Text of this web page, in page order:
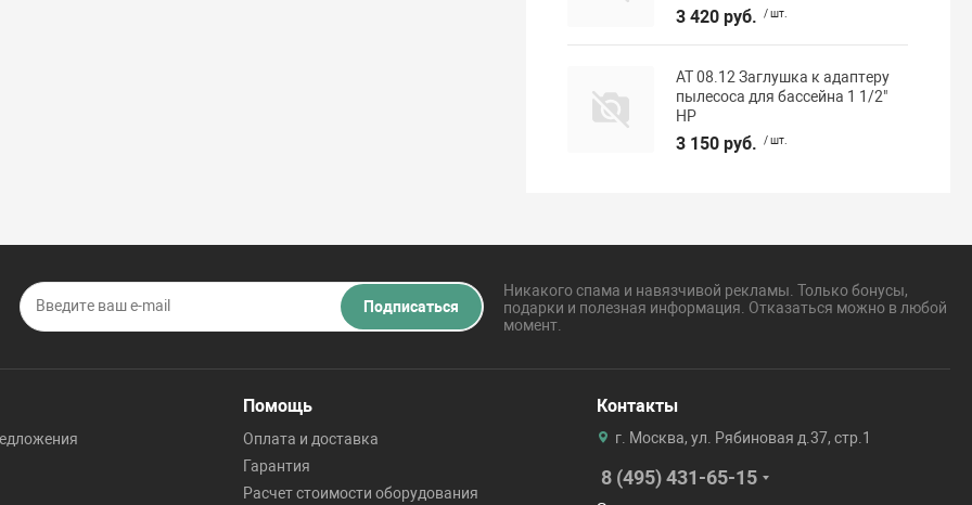
3 420 руб. / шт.
АТ 08.12 Заглушка к адаптеру
пылесоса для бассейна 1 1/2"
НР
3 150 руб. / шт.
Подписаться
Никакого спама и навязчивой рекламы. Только бонусы,
подарки и полезная информация. Отказаться можно в любой
момент.
Помощь
Оплата и доставка
Гарантия
Расчет стоимости оборудования
Контакты
г. Москва, ул. Рябиновая д.37, стр.1
8 (495) 431-65-15